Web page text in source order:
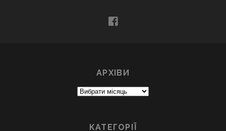
facebook
АРХІВИ
Архіви
КАТЕГОРІЇ